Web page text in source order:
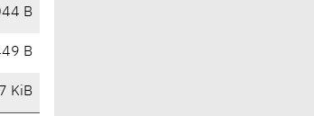
B
B
KiB